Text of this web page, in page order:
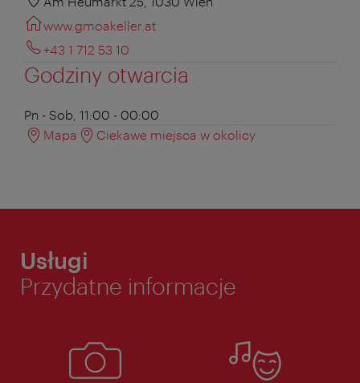
www.gmoakeller.at
+43 1 712 53 10
Godziny otwarcia
Pn - Sob, 11:00 - 00:00
Mapa
Ciekawe miejsca w okolicy
Usługi
Przydatne informacje